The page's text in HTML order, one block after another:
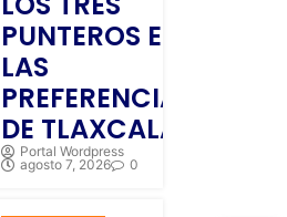
PUNTEROS EN
LAS
PREFERENCIAS
DE TLAXCALA
Portal Wordpress
agosto 7, 2026
0